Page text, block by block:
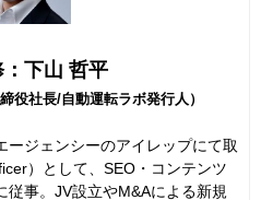
下山 哲平
役社長/自動運転ラボ発行人）
ージェンシーのアイレップにて取
）として、SEO・コンテンツ
従事。JV設立やM&Aによる新規